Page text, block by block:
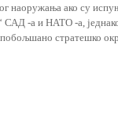
наоружања ако су
САД -а и НАТО -а,
побољшано стратешко